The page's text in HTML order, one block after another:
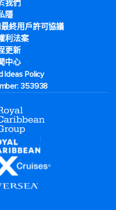
我們
隱
終用戶許可協議
利法案
更新
中心
Ideas Policy
353938